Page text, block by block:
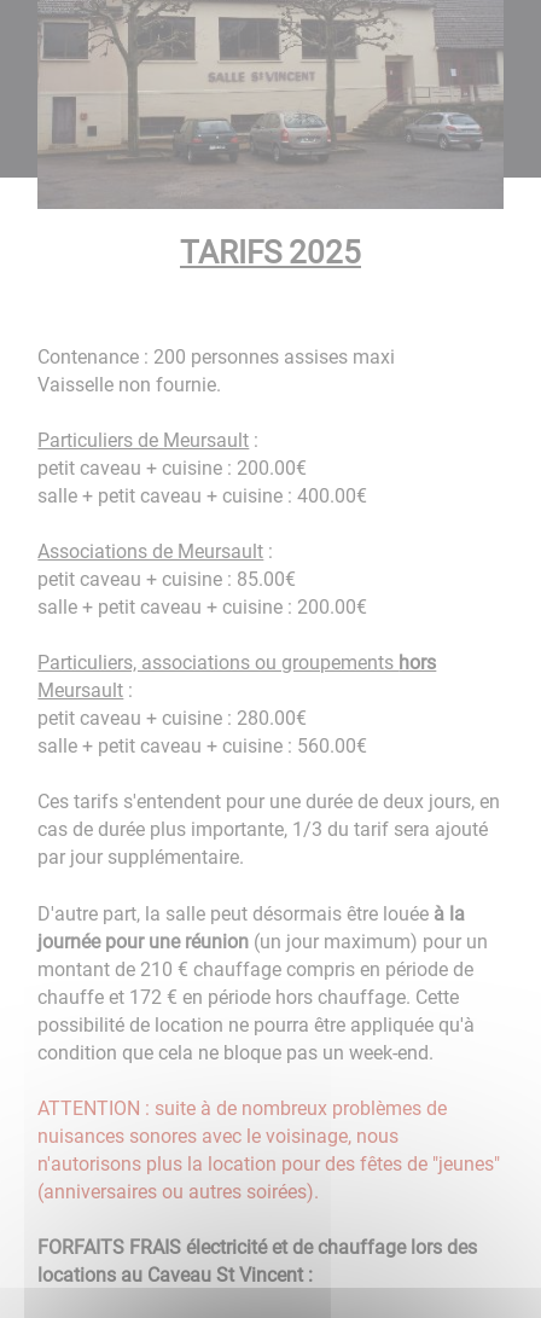
TARIFS 2025
Contenance : 200 personnes assises maxi
Vaisselle non fournie.
Particuliers de Meursault :
petit caveau + cuisine : 200.00€
salle + petit caveau + cuisine : 400.00€
Associations de Meursault :
petit caveau + cuisine : 85.00€
salle + petit caveau + cuisine : 200.00€
Particuliers, associations ou groupements hors
Meursault :
petit caveau + cuisine : 280.00€
salle + petit caveau + cuisine : 560.00€
Ces tarifs s'entendent pour une durée de deux jours, en
cas de durée plus importante, 1/3 du tarif sera ajouté
par jour supplémentaire.
D'autre part, la salle peut désormais être louée à la
journée pour une réunion (un jour maximum) pour un
montant de 210 € chauffage compris en période de
chauffe et 172 € en période hors chauffage. Cette
possibilité de location ne pourra être appliquée qu'à
condition que cela ne bloque pas un week-end.
ATTENTION : suite à de nombreux problèmes de
nuisances sonores avec le voisinage, nous
n'autorisons plus la location pour des fêtes de "jeunes"
(anniversaires ou autres soirées).
FORFAITS FRAIS électricité et de chauffage lors des
locations au Caveau St Vincent :